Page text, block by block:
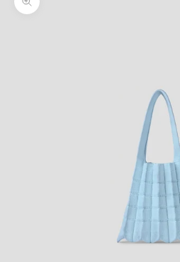
ズームイン